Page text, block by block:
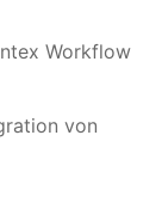
Workflow
von